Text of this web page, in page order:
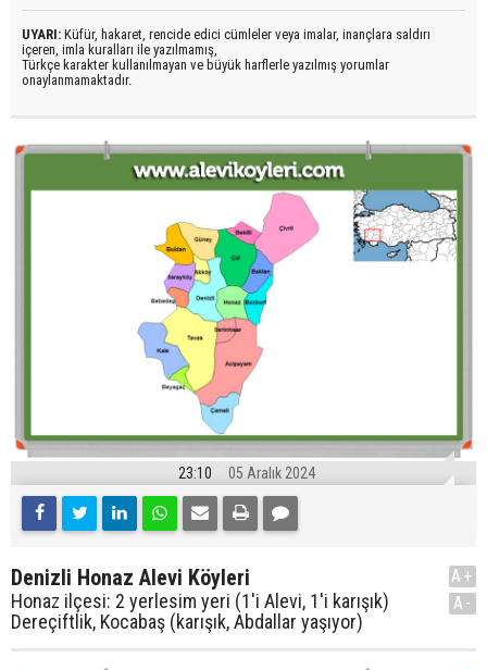
UYARI: Küfür, hakaret, rencide edici cümleler veya imalar, inançlara saldırı
içeren, imla kuralları ile yazılmamış,
Türkçe karakter kullanılmayan ve büyük harflerle yazılmış yorumlar
onaylanmamaktadır.
23:10 05 Aralık 2024
Denizli Honaz Alevi Köyleri
Honaz ilçesi: 2 yerlesim yeri (1'i Alevi, 1'i karışık)
Dereçiftlik, Kocabaş (karışık, Abdallar yaşıyor)
A+
A-